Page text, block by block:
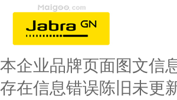
本企业品牌页面图文信
存在信息错误陈旧未更